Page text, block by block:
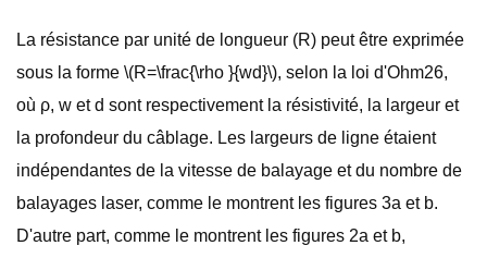
La résistance par unité de longueur (R) peut être exprimée
sous la forme \(R=\frac{\rho }{wd}\), selon la loi d'Ohm26,
où ρ, w et d sont respectivement la résistivité, la largeur et
la profondeur du câblage. Les largeurs de ligne étaient
indépendantes de la vitesse de balayage et du nombre de
balayages laser, comme le montrent les figures 3a et b.
D'autre part, comme le montrent les figures 2a et b,